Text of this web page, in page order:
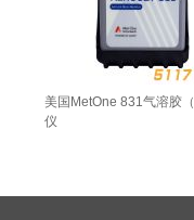
美国MetOne 831气溶胶
仪